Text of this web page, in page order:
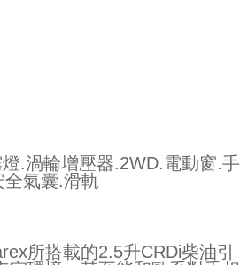
.渦輪增壓器.2WD.電動窗.手
氣囊.滑軌
所搭載的2.5升CRDi柴油引